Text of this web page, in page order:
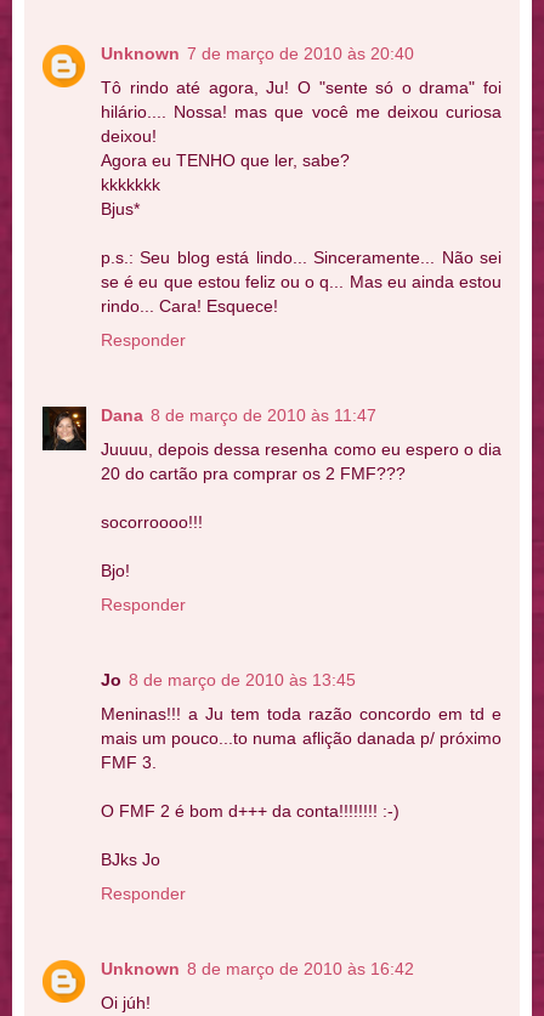
Unknown 7 de março de 2010 às 20:40
Tô rindo até agora, Ju! O "sente só o drama" foi
hilário.... Nossa! mas que você me deixou curiosa
deixou!
Agora eu TENHO que ler, sabe?
kkkkkkk
Bjus*
p.s.: Seu blog está lindo... Sinceramente... Não sei
se é eu que estou feliz ou o q... Mas eu ainda estou
rindo... Cara! Esquece!
Responder
Dana 8 de março de 2010 às 11:47
Juuuu, depois dessa resenha como eu espero o dia
20 do cartão pra comprar os 2 FMF???
socorroooo!!!
Bjo!
Responder
Jo 8 de março de 2010 às 13:45
Meninas!!! a Ju tem toda razão concordo em td e
mais um pouco...to numa aflição danada p/ próximo
FMF 3.
O FMF 2 é bom d+++ da conta!!!!!!!! :-)
BJks Jo
Responder
Unknown 8 de março de 2010 às 16:42
Oi júh!